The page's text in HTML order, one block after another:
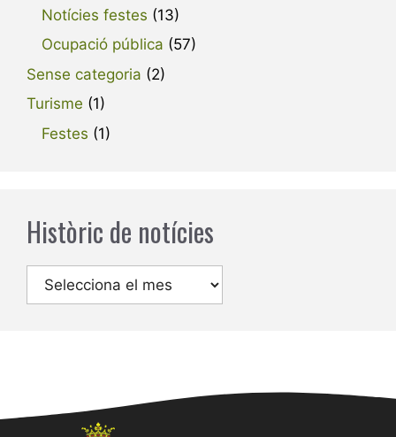
Notícies festes (13)
Ocupació pública (57)
Sense categoria (2)
Turisme (1)
Festes (1)
Històric de notícies
Arxius